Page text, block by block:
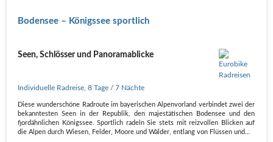
Bodensee – Königssee sportlich
Seen, Schlösser und Panoramablicke
Individuelle Radreise,8 Tage/ 7 Nächte
Diese wunderschöne Radroute im bayerischen Alpenvorland verbindet zwei der
bekanntesten Seen in der Republik, den majestätischen Bodensee und den
fjordähnlichen Königssee. Sportlich radeln Sie stets mit reizvollen Blicken auf
die Alpen durch Wiesen, Felder, Moore und Wälder, entlang von Flüssen und…